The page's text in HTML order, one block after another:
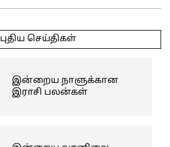
புதிய செய்திகள்
இன்றைய நாளுக்கான
இராசி பலன்கள்